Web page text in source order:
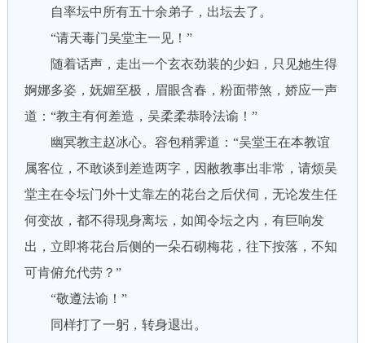
自率坛中所有五十余弟子，出坛去了。
“请天毒门吴堂主一见！”
随着话声，走出一个玄衣劲装的少妇，只见她生得
婀娜多姿，妩媚至极，眉眼含春，粉面带煞，娇应一声
道：“教主有何差造，吴柔柔恭聆法谕！”
幽冥教主赵冰心。容包稍霁道：“吴堂王在本教谊
属客位，不敢谈到差造两字，因敝教事出非常，请烦吴
堂主在令坛门外十丈靠左的花台之后伏伺，无论发生任
何变故，都不得现身离坛，如闻令坛之内，有巨响发
出，立即将花台后侧的一朵石砌梅花，往下按落，不知
可肯俯允代劳？”
“敬遵法谕！”
同样打了一躬，转身退出。